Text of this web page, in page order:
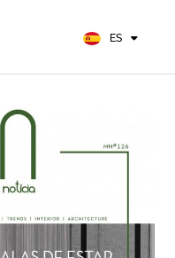
ES
DE